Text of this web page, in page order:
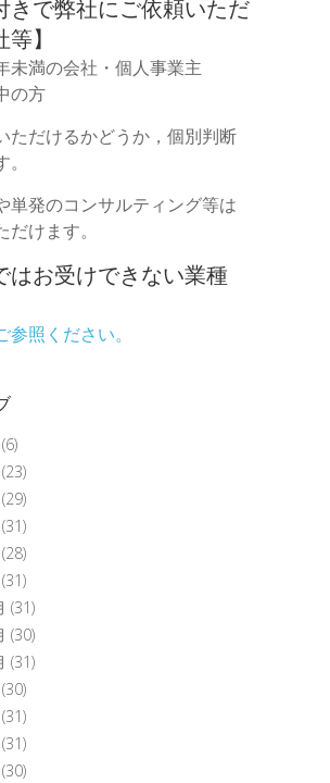
きで弊社にご依頼いただ
】
未満の会社・個人事業主
の方
ただけるかどうか，個別判断
単発のコンサルティング等は
けます。
はお受けできない業種
参照ください。
(6)
(23)
(29)
(31)
(28)
(31)
(31)
(30)
(31)
(30)
(31)
(31)
(30)